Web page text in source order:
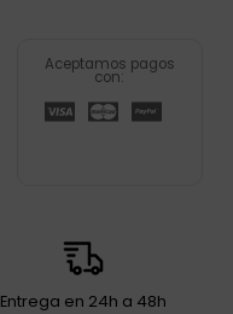
Aceptamos pagos
con:
Entrega en 24h a 48h